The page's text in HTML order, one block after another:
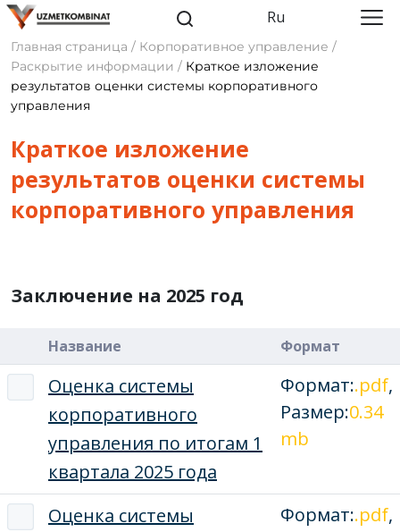
Ru
Главная страница / Корпоративное управление /
Раскрытие информации / Краткое изложение
результатов оценки системы корпоративного
управления
Краткое изложение
результатов оценки системы
корпоративного управления
Заключение на 2025 год
Название Формат
Оценка системы
корпоративного
управления по итогам 1
квартала 2025 года
Формат:.pdf,
Размер:0.34
mb
Оценка системы
Формат:.pdf,